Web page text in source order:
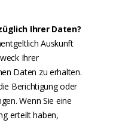
Ihrer Daten?
Auskunft
Ihrer
Daten zu erhalten.
Berichtigung oder
Wenn Sie eine
erteilt haben,